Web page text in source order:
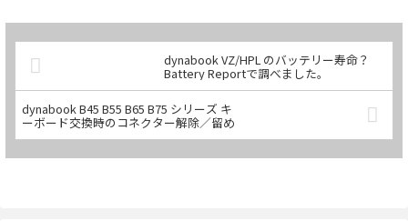
dynabook VZ/HPL のバッテリー寿命？
Battery Reportで調べました。
dynabook B45 B55 B65 B75 シリーズ キ
ーボード交換時のコネクター解除／留め